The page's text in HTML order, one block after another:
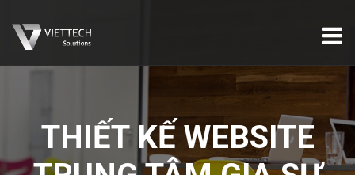
THIẾT KẾ WEBSITE